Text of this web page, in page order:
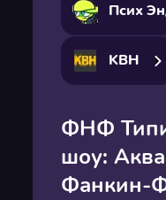
Псих
KBH
ФНФ
шоу:
Фанкин-